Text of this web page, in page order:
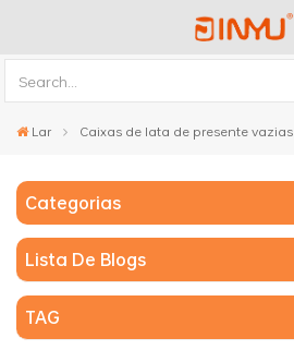
Lar Caixas de lata de presente vazias
Categorias
Lista De Blogs
TAG